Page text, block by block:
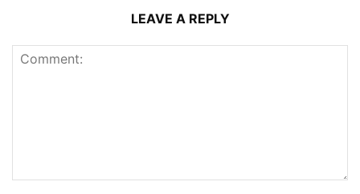
LEAVE A REPLY